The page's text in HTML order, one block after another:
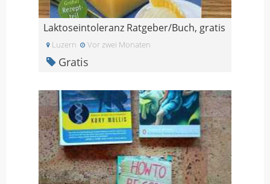
Laktoseintoleranz Ratgeber/Buch, gratis
Luzern Vor zwei Monaten
Gratis